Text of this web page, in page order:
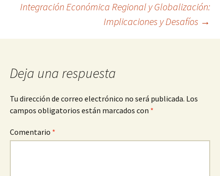
de
entradas
Integración Económica Regional y Globalización:
Implicaciones y Desafíos →
Deja una respuesta
Tu dirección de correo electrónico no será publicada. Los
campos obligatorios están marcados con *
Comentario *